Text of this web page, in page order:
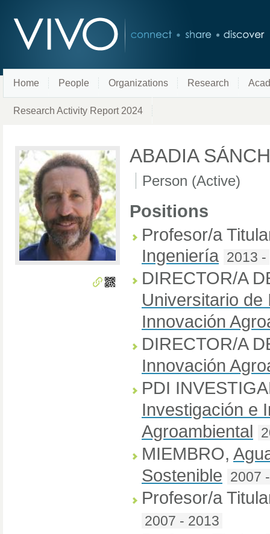
Home People Organizations Research
Research Activity Report 2024
ABADIA
Person (Active)
Positions
Profesor/a
Ingeniería 2013 -
DIRECTOR/A
Universitario de
Innovación
DIRECTOR/A
Innovación
PDI
Investigación e
Agroambiental
MIEMBRO,
Sostenible 2007 -
Profesor/a
2007 - 2013